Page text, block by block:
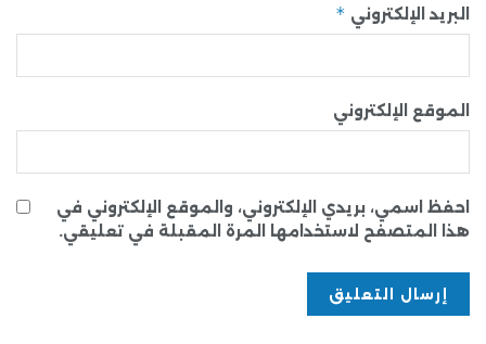
البريد الإلكتروني *
الموقع الإلكتروني
احفظ اسمي، بريدي الإلكتروني، والموقع الإلكتروني في
هذا المتصفح لاستخدامها المرة المقبلة في تعليقي.